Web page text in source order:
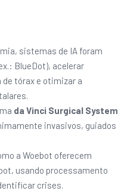
sistemas de IA foram
BlueDot), acelerar
tórax e otimizar a
da Vinci Surgical System
invasivos, guiados
a Woebot oferecem
usando processamento
crises.